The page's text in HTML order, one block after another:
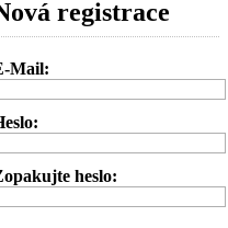
registrace
Mail:
heslo: